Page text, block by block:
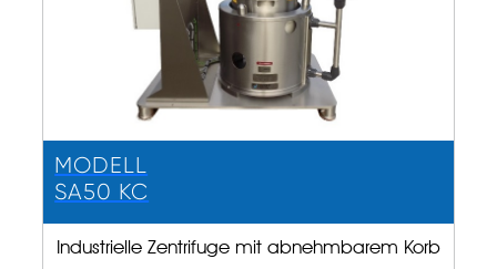
MODELL
SA50 KC
Industrielle Zentrifuge mit abnehmbarem Korb